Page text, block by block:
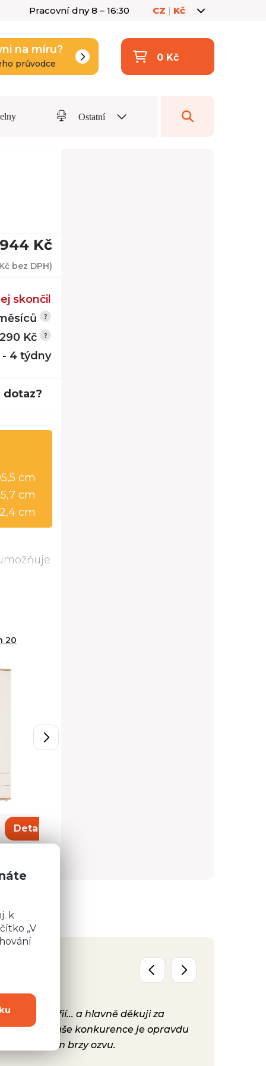
Pracovní dny 8 – 16:30 CZ | Kč
na míru?
průvodce
0 Kč
Ostatní
Kč
bez DPH)
skončil
Kč
- 4 týdny
dotaz?
cm
cm
cm
20
Detail
fotografií... a hlavně děkuji za
protože Vaše konkurence je opravdu
se Vám brzy ozvu.
k
„V